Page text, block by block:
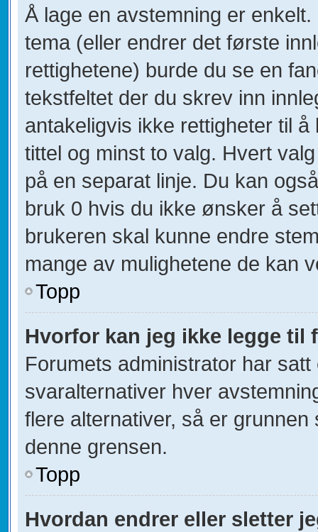
Å lage en avstemning er
tema (eller endrer det første
rettighetene) burde du se en
tekstfeltet der du skrev inn
antakeligvis ikke rettigheter til
tittel og minst to valg. Hvert
på en separat linje. Du kan
bruk 0 hvis du ikke ønsker å
brukeren skal kunne endre
mange av mulighetene de kan
Topp
Hvorfor kan jeg ikke legge til
Forumets administrator har
svaralternativer hver
flere alternativer, så er
denne grensen.
Topp
Hvordan endrer eller sletter